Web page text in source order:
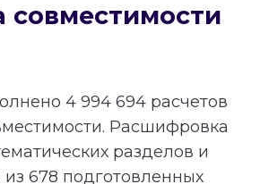
совместимости
4 994 694 расчетов
Расшифровка
разделов и
678 подготовленных